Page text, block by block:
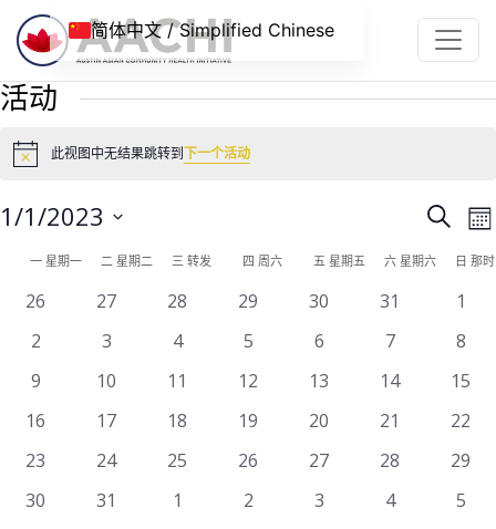
跳到内容
活动
Notice此视图中无结果跳转到下一个活动
活
动
搜
月
1/1/2023
动
一星期一 二星期二 三转发 四 周六 五星期五 六星期六 日那时
0
动
26
0
动
27
0
动
28
0
动
29
0
动
30
0
动
31
0
动
1
0
动
2
0
动
3
0
动
4
0
动
5
0
动
6
0
动
7
0
动
8
0
动
9
0
动
10
0
动
11
0
动
12
0
动
13
0
动
14
0
动
15
0
动
16
0
动
17
0
动
18
0
动
19
0
动
20
0
动
21
0
动
22
0
动
23
0
动
24
0
动
25
0
动
26
0
动
27
0
动
28
0
动
29
0
30
0
31
01
0
2
0
3
0
4
0
5
简体中文 / Simplified Chinese